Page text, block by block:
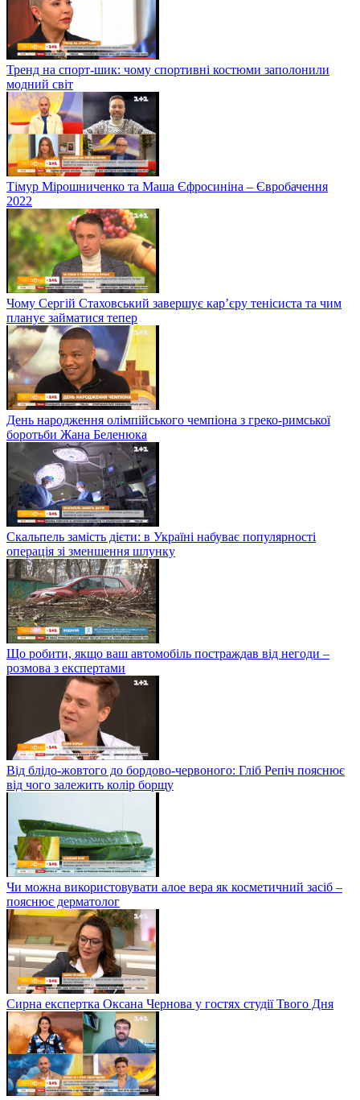
Тренд на спорт-шик: чому спортивні костюми заполонили
модний світ
Тімур Мірошниченко та Маша Єфросиніна – Євробачення
2022
Чому Сергій Стаховський завершує кар’єру тенісиста та чим
планує займатися тепер
День народження олімпійського чемпіона з греко-римської
боротьби Жана Беленюка
Скальпель замість дієти: в Україні набуває популярності
операція зі зменшення шлунку
Що робити, якщо ваш автомобіль постраждав від негоди –
розмова з експертами
Від блідо-жовтого до бордово-червоного: Гліб Репіч пояснює
від чого залежить колір борщу
Чи можна використовувати алое вера як косметичний засіб –
пояснює дерматолог
Сирна експертка Оксана Чернова у гостях студії Твого Дня